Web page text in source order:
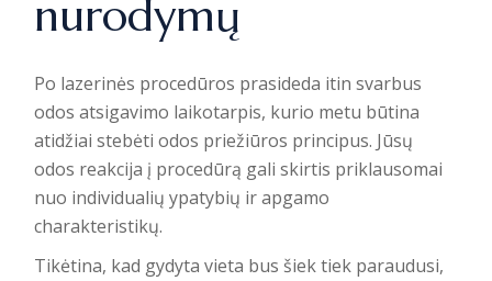
nurodymų
Po lazerinės procedūros prasideda itin svarbus
odos atsigavimo laikotarpis, kurio metu būtina
atidžiai stebėtiodos priežiūros principus. Jūsų
odos reakcija į procedūrą gali skirtis priklausomai
nuo individualių ypatybių ir apgamo
charakteristikų.
Tikėtina, kad gydyta vieta bus šiek tiek paraudusi,